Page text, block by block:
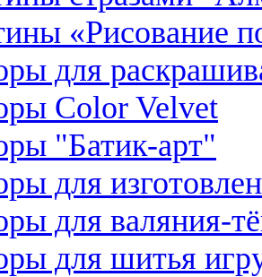
«Рисование
для
Сolor Velvet
"Батик-арт"
для
для валяния-
для шитья